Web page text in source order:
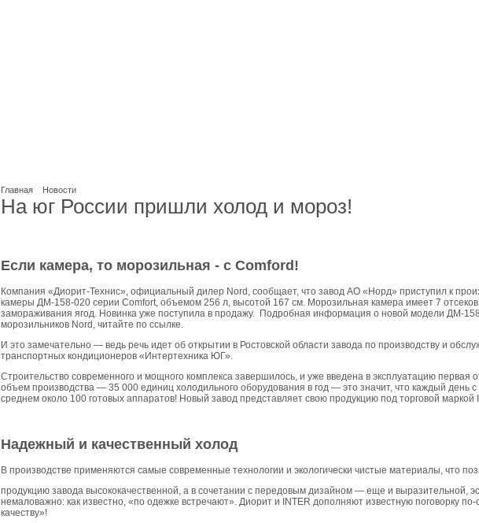
Главная Новости
На юг России пришли холод и мороз!
Если камера, то морозильная - с Comford!
Компания «Диорит-Технис», официальный дилер Nord, сообщает, что завод АО «Норд» приступил к
камеры ДМ-158-020 серии Comfort, объемом 256 л, высотой 167 см. Морозильная камера имеет 7 отсеков
замораживания ягод. Новинка уже поступила в продажу. Подробная информация о новой модели ДМ-
морозильников Nord, читайте по ссылке.
И это замечательно — ведь речь идет об открытии в Ростовской области завода по производству и
транспортных кондиционеров «Интертехника ЮГ».
Строительство современного и мощного комплекса завершилось, и уже введена в эксплуатацию первая
объем производства — 35 000 единиц холодильного оборудования в год — это значит, что каждый день с
среднем около 100 готовых аппаратов! Новый завод представляет свою продукцию под торговой маркой
Надежный и качественный холод
В производстве применяются самые современные технологии и экологически чистые материалы, что
продукцию завода высококачественной, а в сочетании с передовым дизайном — еще и выразительной,
немаловажно: как известно, «по одежке встречают». Диорит и INTER дополняют известную поговорку
качеству»!